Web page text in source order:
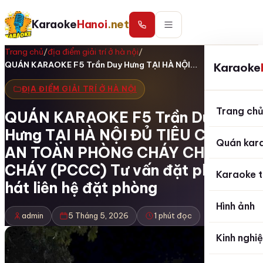
KaraokeHanoi.net
Karaoke
Trang chủ
Quán
Karaoke
Hình ảnh
Kinh
Trang chủ/địa điểm giải trí ở hà nội/
QUÁN KARAOKE F5 Trần Duy Hưng TẠI HÀ NỘI…
ĐỊA ĐIỂM GIẢI TRÍ Ở HÀ NỘI
QUÁN KARAOKE F5 Trần Duy
Hưng TẠI HÀ NỘI ĐỦ TIÊU CHUẨN
AN TOÀN PHÒNG CHÁY CHỮA
CHÁY (PCCC) Tư vấn đặt phòng
hát liên hệ đặt phòng
admin 5 Tháng 5, 2026 1 phút đọc